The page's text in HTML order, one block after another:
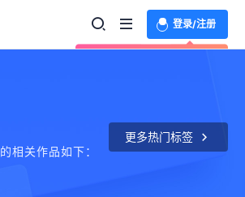
登录/注册
的相关作品如下：
更多热门标签